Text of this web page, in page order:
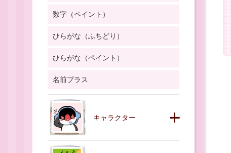
数字（ペイント）
ひらがな（ふちどり）
ひらがな（ペイント）
名前プラス
キャラクター